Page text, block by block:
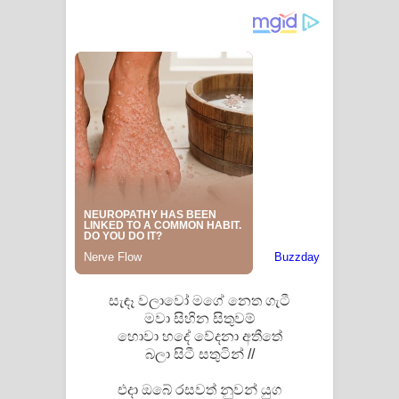
Saddeta Denna Song Lyrics - සද්දෙට
දෙන්න ගීතයේ පද පෙළ
Kaalaya Song Lyrics - කාලය ගීතයේ පද
පෙළ
Aramuna Song Lyrics - අරමුණ ගීතයේ
පද පෙළ
Sandata Duka Hithila Song Lyrics -
සඳට දුක හිතිලා ගීතයේ පද පෙළ
Sihina Song Lyrics - සිහින ගීතයේ පද
සැඳෑ වලාවෝ මගේ නෙත ගැටී
මවා සිහින සිතුවම්
හොවා හදේ වේදනා අතීතේ
බලා සිටී සතුටින් //
එදා ඔබේ රසවත් නුවන් යුග